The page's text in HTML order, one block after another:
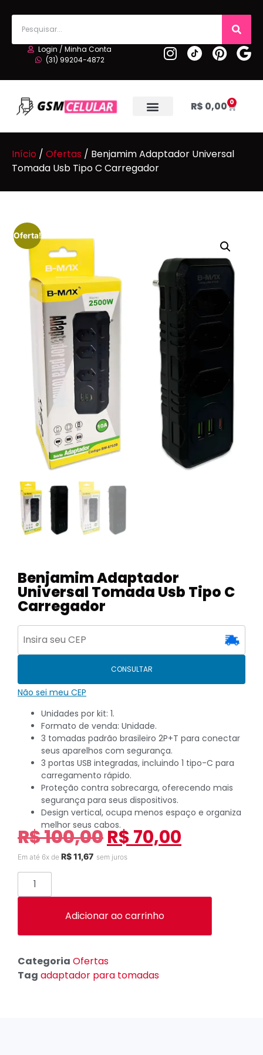
Login / Minha Conta
(31) 99204-4872
R$ 0,00 0
Início / Ofertas / Benjamim Adaptador Universal
Tomada Usb Tipo C Carregador
Oferta!
Benjamim Adaptador
Universal Tomada Usb Tipo C
Carregador
CONSULTAR
Não sei meu CEP
Unidades por kit: 1.
Formato de venda: Unidade.
3 tomadas padrão brasileiro 2P+T para conectar
seus aparelhos com segurança.
3 portas USB integradas, incluindo 1 tipo-C para
carregamento rápido.
Proteção contra sobrecarga, oferecendo mais
segurança para seus dispositivos.
Design vertical, ocupa menos espaço e organiza
melhor seus cabos.
R$100,00R$70,00
Em até 6x de R$11,67 sem juros
Adicionar ao carrinho
Categoria Ofertas
Tag adaptador para tomadas